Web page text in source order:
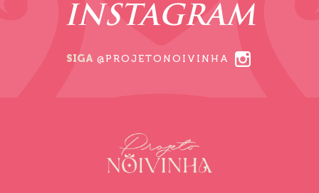
INSTAGRAM
SIGA @PROJETONOIVINHA